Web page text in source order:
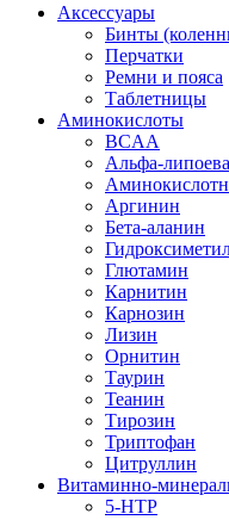
Аксессуары
Бинты
Перчатки
Ремни и пояса
Таблетницы
Аминокислоты
BCAA
Альфа-
Аргинин
Бета-аланин
Глютамин
Карнитин
Карнозин
Лизин
Орнитин
Таурин
Теанин
Тирозин
Триптофан
Цитруллин
Витаминно-
5-HTP